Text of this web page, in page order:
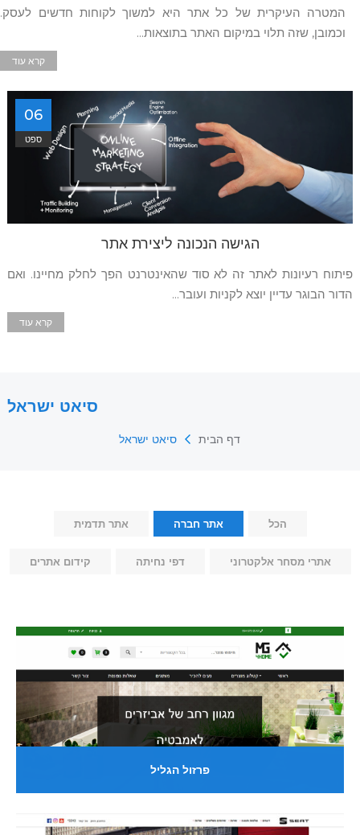
המטרה העיקרית של כל אתר היא למשוך לקוחות חדשים לעסק.
וכמובן, שזה תלוי במיקום האתר בתוצאות...
קרא עוד
06
ספט
הגישה הנכונה ליצירת אתר
פיתוח רעיונות לאתר זה לא סוד שהאינטרנט הפך לחלק מחיינו. ואם
הדור הבוגר עדיין יוצא לקניות ועובר...
קרא עוד
סיאט ישראל
דף הבית סיאט ישראל
הכל אתר חברה אתר תדמית
אתרי מסחר אלקטרוני דפי נחיתה קידום אתרים
פרזול הגליל